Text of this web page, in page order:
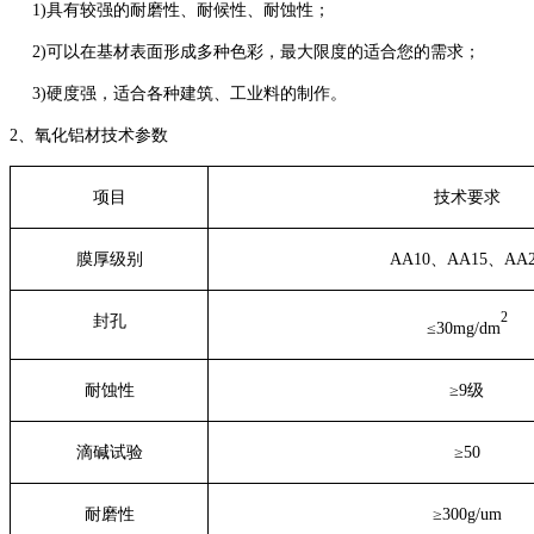
1)具有较强的耐磨性、耐候性、耐蚀性；
2)可以在基材表面形成多种色彩，最大限度的适合您的需求；
3)硬度强，适合各种建筑、工业料的制作。
2、氧化铝材技术参数
项目 技术要求
膜厚级别 AA10、AA15、
封孔 ≤30mg/dm
2
耐蚀性 ≥9级
滴碱试验 ≥50
耐磨性 ≥300g/um